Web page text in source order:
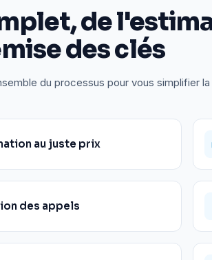
de
des clés
du processus pour vous simplifier la
au juste prix
des appels